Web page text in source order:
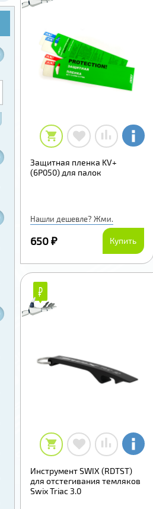
Защитная пленка KV+
(6P050) для палок
Нашли дешевле? Жми.
650 ₽ Купить
₽
₽
Инструмент SWIX (RDTST)
для отстегивания темляков
Swix Triac 3.0